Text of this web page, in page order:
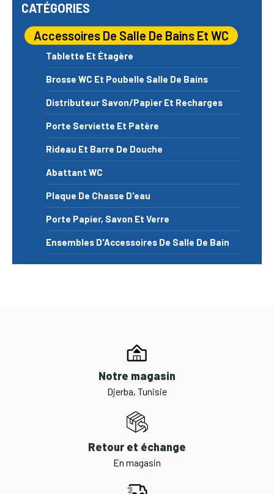
CATÉGORIES
Accessoires De Salle De Bains Et WC
Tablette Et Étagère
Brosse WC Et Poubelle Salle De Bains
Distributeur Savon/papier Et Recharges
Porte Serviette Et Patère
Rideau Et Barre De Douche
Abattant WC
Plaque De Chasse D'eau
Porte Papier, Savon Et Verre
Ensembles D'Accessoires De Salle De Bain
Notre magasin
Djerba, Tunisie
Retour et échange
En magasin